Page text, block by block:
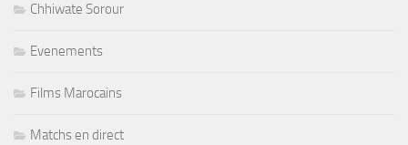
Chhiwate Sorour
Evenements
Films Marocains
Matchs en direct